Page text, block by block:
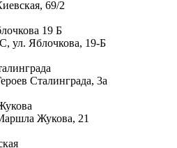
69/2
19 Б
ул. Яблочкова, 19-Б
Сталинграда, 3а
Жукова, 21